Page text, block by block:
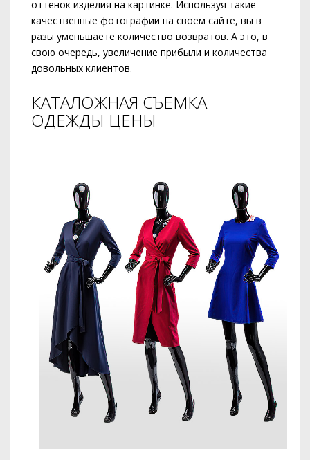
оттенок изделия на картинке. Используя такие
качественные фотографии на своем сайте, вы в
разы уменьшаете количество возвратов. А это, в
свою очередь, увеличение прибыли и количества
довольных клиентов.
КАТАЛОЖНАЯ СЪЕМКА
ОДЕЖДЫ ЦЕНЫ